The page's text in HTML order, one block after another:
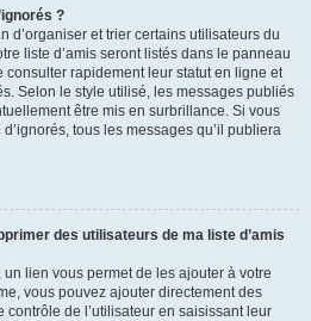
?
d’organiser et trier certains utilisateurs du
liste d’amis seront listés dans le panneau
consulter rapidement leur statut en ligne et
Selon le style utilisé, les messages publiés
être mis en surbrillance. Si vous
tous les messages qu’il publiera
des utilisateurs de ma liste d’amis
lien vous permet de les ajouter à votre
vous pouvez ajouter directement des
de l’utilisateur en saisissant leur